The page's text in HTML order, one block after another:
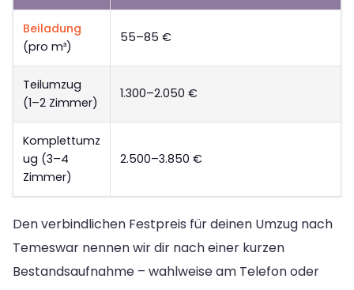
Beiladung
(pro m³)
55–85 €
Teilumzug
(1–2 Zimmer)
1.300–2.050 €
Komplettumz
ug (3–4
Zimmer)
2.500–3.850 €
Den verbindlichen Festpreis für deinen Umzug nach
Temeswar nennen wir dir nach einer kurzen
Bestandsaufnahme – wahlweise am Telefon oder